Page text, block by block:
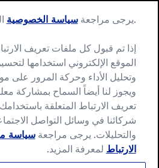
Skip
content
for:
Menu
.يرجى مراجعةسياسة الخصوصية
إذا تم قبول كل ملفات تعريف
الموقع الإلكتروني استخدامها
وتحليل الأداء وحركة المرور على
ويجوز لنا أيضاً السماح بمشاركة
تعريف الارتباط المتعلقة
شركائنا في وسائل التواصل
والتحليلات. يرجى مراجعةسياسة
الارتباط لمعرفة المزيد.